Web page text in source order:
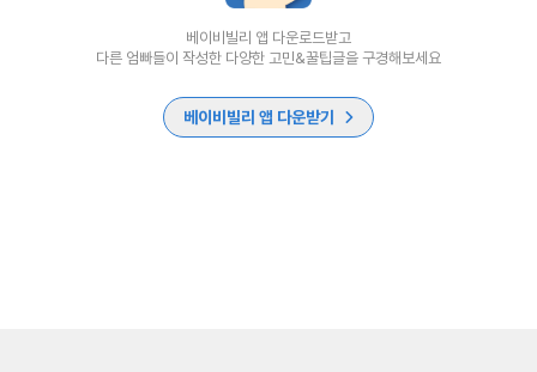
베이비빌리 앱 다운로드받고
다른 엄빠들이 작성한 다양한 고민&꿀팁글을 구경해보세요
베이비빌리 앱 다운받기